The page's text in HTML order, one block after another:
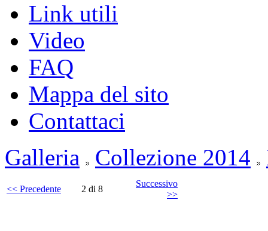
Link utili
Video
FAQ
Mappa del sito
Contattaci
Galleria
Collezione 2014
<< Precedente 2 di 8
Successivo
>>